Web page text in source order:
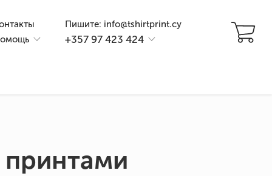
Пишите: info@tshirtprint.cy
+357 97 423 424